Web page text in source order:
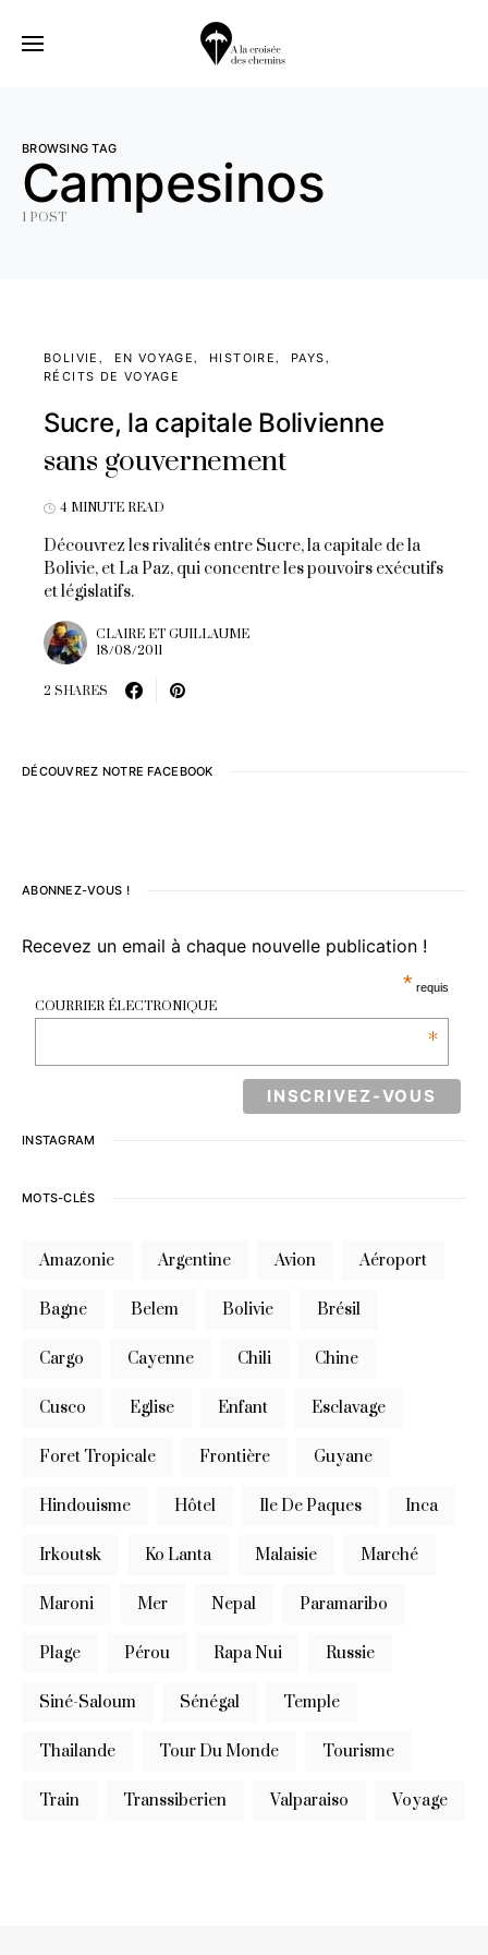
BROWSING TAG
Campesinos
1 POST
BOLIVIE EN VOYAGE HISTOIRE
PAYS
RÉCITS DE VOYAGE
Sucre, la capitale Bolivienne
sans gouvernement
4 MINUTE READ
Découvrez les rivalités entre Sucre, la capitale de la
Bolivie, et La Paz, qui concentre les pouvoirs exécutifs
et législatifs.
CLAIRE ET GUILLAUME
18/08/2011
2 SHARES
DÉCOUVREZ NOTRE FACEBOOK
ABONNEZ-VOUS !
Recevez un email à chaque nouvelle publication !
* requis
COURRIER ÉLECTRONIQUE
*
INSTAGRAM
MOTS-CLÉS
Amazonie Argentine Avion Aéroport
Bagne Belem Bolivie Brésil
Cargo Cayenne Chili Chine
Cusco Eglise Enfant Esclavage
Foret Tropicale Frontière Guyane
Hindouisme Hôtel Ile De Paques Inca
Irkoutsk Ko Lanta Malaisie Marché
Maroni Mer Nepal Paramaribo
Plage Pérou Rapa Nui Russie
Siné-Saloum Sénégal Temple
Thailande Tour Du Monde Tourisme
Train Transsiberien Valparaiso Voyage